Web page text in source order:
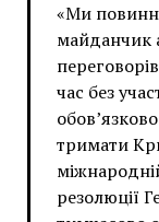
«Ми
майданчик
час без
тримати
резолюції